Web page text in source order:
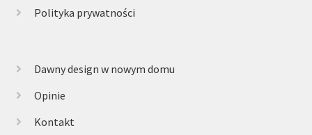
Polityka prywatności
Dawny design w nowym domu
Opinie
Kontakt